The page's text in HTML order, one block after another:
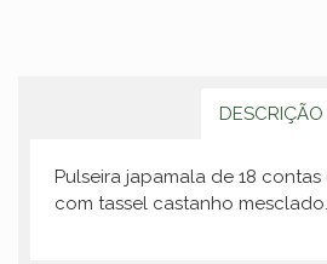
DESCRIÇÃO
Pulseira japamala de 18
com tassel castanho mesclado.